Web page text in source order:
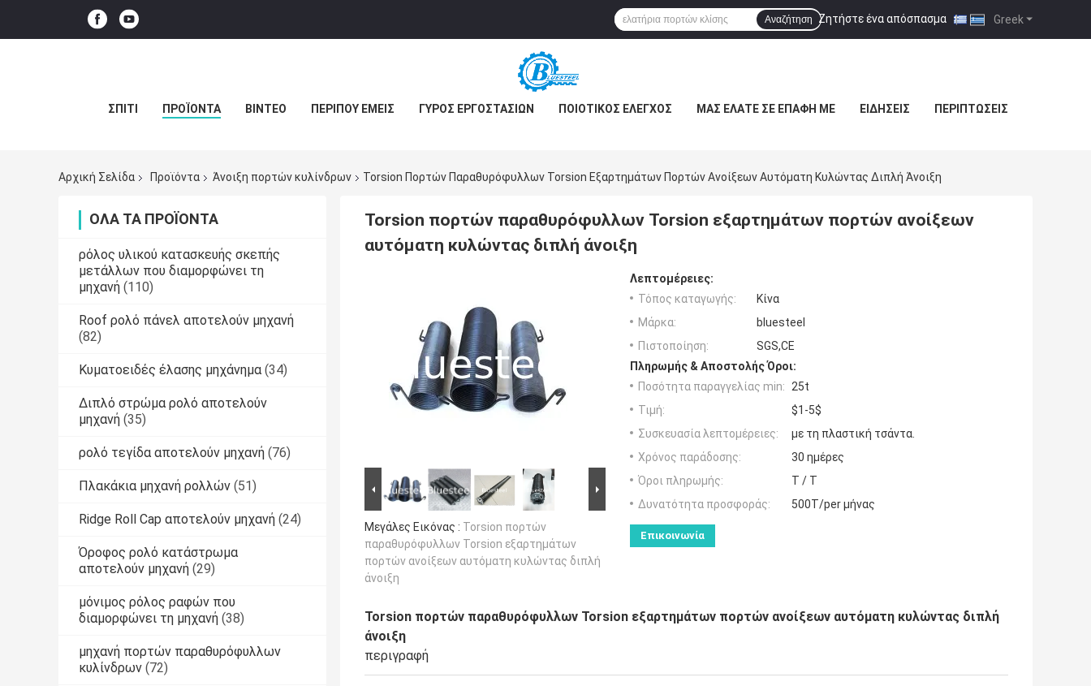
Greek
Ζητήστε ένα απόσπασμα |
Αναζήτηση
ΣΠΊΤΙ ΠΡΟΪΌΝΤΑ ΒΊΝΤΕΟ ΠΕΡΊΠΟΥ ΕΜΕΊΣ ΓΎΡΟΣ ΕΡΓΟΣΤΑΣΊΩΝ ΠΟΙΟΤΙΚΌΣ ΈΛΕΓΧΟΣ ΜΑΣ ΕΛΆΤΕ ΣΕ ΕΠΑΦΉ ΜΕ ΕΙΔΉΣΕΙΣ ΠΕΡΙΠΤΏΣΕΙΣ
Αρχική Σελίδα Προϊόντα Άνοιξη πορτών κυλίνδρων Torsion Πορτών Παραθυρόφυλλων Torsion Εξαρτημάτων Πορτών Ανοίξεων Αυτόματη Κυλώντας Διπλή Άνοιξη
ΌΛΑ ΤΑ ΠΡΟΪΌΝΤΑ
ρόλος υλικού κατασκευής σκεπής
μετάλλων που διαμορφώνει τη
μηχανή (110)
Roof ρολό πάνελ αποτελούν μηχανή
(82)
Κυματοειδές έλασης μηχάνημα (34)
Διπλό στρώμα ρολό αποτελούν
μηχανή (35)
ρολό τεγίδα αποτελούν μηχανή (76)
Πλακάκια μηχανή ρολλών (51)
Ridge Roll Cap αποτελούν μηχανή (24)
Όροφος ρολό κατάστρωμα
αποτελούν μηχανή (29)
μόνιμος ρόλος ραφών που
διαμορφώνει τη μηχανή (38)
μηχανή πορτών παραθυρόφυλλων
κυλίνδρων (72)
Torsion πορτών παραθυρόφυλλων Torsion εξαρτημάτων πορτών ανοίξεων
αυτόματη κυλώντας διπλή άνοιξη
Μεγάλες Εικόνας : Torsion πορτών
παραθυρόφυλλων Torsion εξαρτημάτων
πορτών ανοίξεων αυτόματη κυλώντας διπλή
άνοιξη
Λεπτομέρειες:
Τόπος καταγωγής:
Κίνα
Μάρκα:
bluesteel
Πιστοποίηση:
SGS,CE
Πληρωμής & Αποστολής Όροι:
Ποσότητα παραγγελίας min: 25t
Τιμή:
$1-5$
Συσκευασία λεπτομέρειες:
με τη πλαστική τσάντα.
Χρόνος παράδοσης:
30 ημέρες
Όροι πληρωμής:
T / T
Δυνατότητα προσφοράς:
500T/per μήνας
Επικοινωνία
Torsion πορτών παραθυρόφυλλων Torsion εξαρτημάτων πορτών ανοίξεων αυτόματη κυλώντας διπλή
άνοιξη
περιγραφή